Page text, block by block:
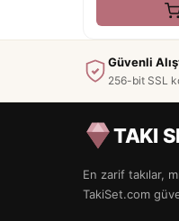
Güvenli
256-bit SSL
TAKI
En zarif takılar,
TakiSet.com